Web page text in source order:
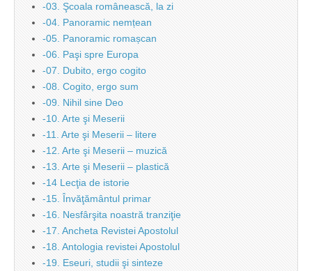
-03. Şcoala românească, la zi
-04. Panoramic nemțean
-05. Panoramic romașcan
-06. Paşi spre Europa
-07. Dubito, ergo cogito
-08. Cogito, ergo sum
-09. Nihil sine Deo
-10. Arte şi Meserii
-11. Arte şi Meserii – litere
-12. Arte şi Meserii – muzică
-13. Arte şi Meserii – plastică
-14 Lecţia de istorie
-15. Învăţământul primar
-16. Nesfârşita noastră tranziţie
-17. Ancheta Revistei Apostolul
-18. Antologia revistei Apostolul
-19. Eseuri, studii şi sinteze